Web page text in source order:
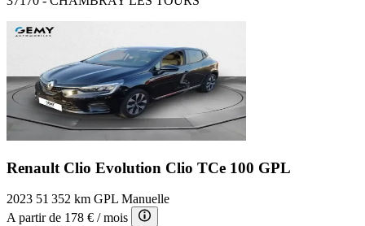
Renault Clio Evolution Clio TCe 100 GPL
2023 51 352 km GPL Manuelle
A partir de 178 € / mois